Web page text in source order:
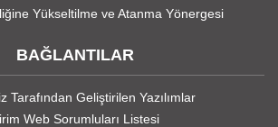
Yükseltilme ve Atanma Yönergesi
BAĞLANTILAR
Tarafından Geliştirilen Yazılımlar
Web Sorumluları Listesi